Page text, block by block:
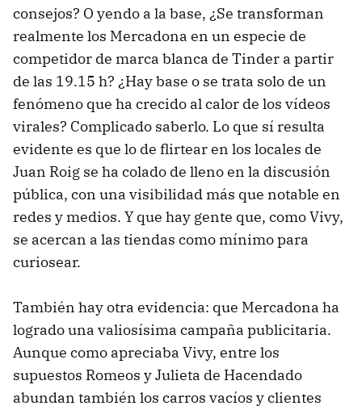
consejos? O yendo a la base, ¿Se transforman
realmente los Mercadona en un especie de
competidor de marca blanca de Tinder a partir
de las 19.15 h? ¿Hay base o se trata solo de un
fenómeno que ha crecido al calor de los vídeos
virales? Complicado saberlo. Lo que sí resulta
evidente es que lo de flirtear en los locales de
Juan Roig se ha colado de lleno en la discusión
pública, con una visibilidad más que notable en
redes y medios. Y que hay gente que, como Vivy,
se acercan a las tiendas como mínimo para
curiosear.
También hay otra evidencia: que Mercadona ha
logrado una valiosísima campaña publicitaria.
Aunque como apreciaba Vivy, entre los
supuestos Romeos y Julieta de Hacendado
abundan también los carros vacíos y clientes